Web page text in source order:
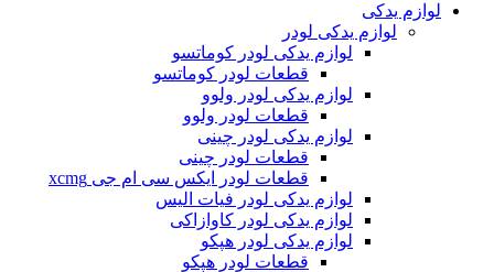
یدکی
لوازم یدکی لودر
لوازم یدکی لودر کوماتسو
قطعات لودر کوماتسو
لوازم یدکی لودر ولوو
قطعات لودر ولوو
لوازم یدکی لودر چینی
قطعات لودر چینی
قطعات لودر ایکس سی ام جی xcmg
لوازم یدکی لودر فیات الیس
لوازم یدکی لودر کاوازاکی
لوازم یدکی لودر هپکو
قطعات لودر هپکو